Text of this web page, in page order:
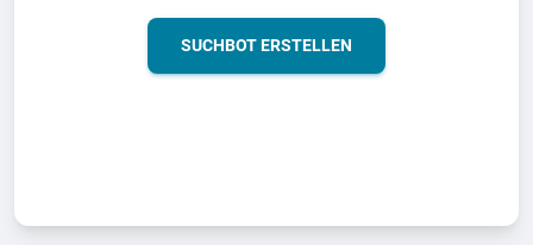
SUCHBOT ERSTELLEN